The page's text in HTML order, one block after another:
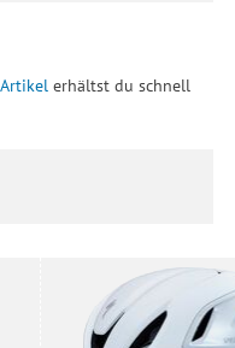
erhältst du schnell